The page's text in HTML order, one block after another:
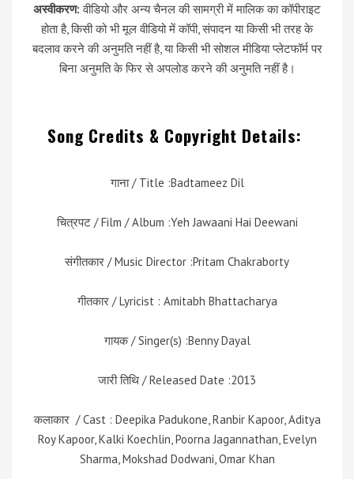
अस्वीकरण: वीडियो और अन्य चैनल की सामग्री में मालिक का कॉपीराइट
होता है, किसी को भी मूल वीडियो में कॉपी, संपादन या किसी भी तरह के
बदलाव करने की अनुमति नहीं है, या किसी भी सोशल मीडिया प्लेटफॉर्म पर
बिना अनुमति के फिर से अपलोड करने की अनुमति नहीं है।
Song Credits & Copyright Details:
गाना / Title :Badtameez Dil
चित्रपट / Film / Album :Yeh Jawaani Hai Deewani
संगीतकार / Music Director :Pritam Chakraborty
गीतकार / Lyricist : Amitabh Bhattacharya
गायक / Singer(s) :Benny Dayal
जारी तिथि / Released Date :2013
कलाकार / Cast : Deepika Padukone, Ranbir Kapoor, Aditya
Roy Kapoor, Kalki Koechlin, Poorna Jagannathan, Evelyn
Sharma, Mokshad Dodwani, Omar Khan